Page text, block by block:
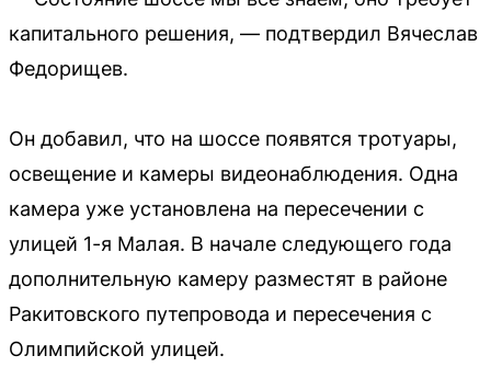
капитального решения, — подтвердил Вячеслав
Федорищев.
Он добавил, что на шоссе появятся тротуары,
освещение и камеры видеонаблюдения. Одна
камера уже установлена на пересечении с
улицей 1-я Малая. В начале следующего года
дополнительную камеру разместят в районе
Ракитовского путепровода и пересечения с
Олимпийской улицей.